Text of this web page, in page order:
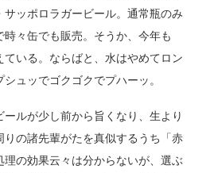
ッポロラガービール。通常瓶のみ
々缶でも販売。そうか、今年も
いる。ならばと、水はやめてロン
ュッでゴクゴクでプハーッ。
ルが少し前から旨くなり、生より
の諸先輩がたを真似するうち「赤
の効果云々は分からないが、選ぶ